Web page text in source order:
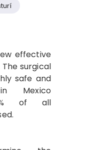
effective
surgical
safe and
Mexico
of all